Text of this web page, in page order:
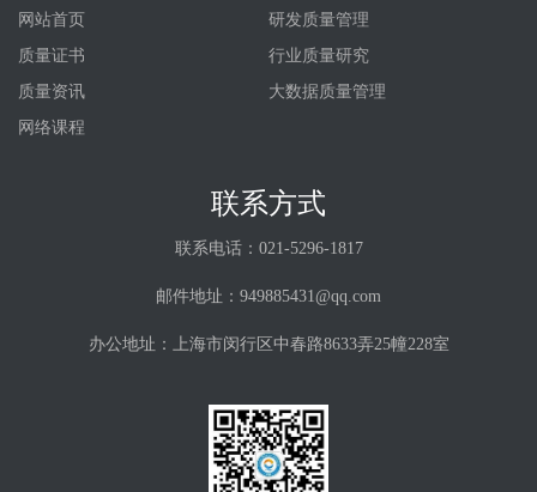
网站首页
质量证书
质量资讯
网络课程
研发质量管理
行业质量研究
大数据质量管理
联系方式
联系电话：021-5296-1817
邮件地址：949885431@qq.com
办公地址：上海市闵行区中春路8633弄25幢228室